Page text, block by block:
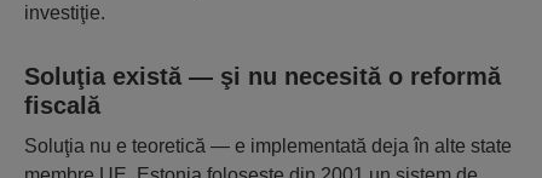
investiţie.
Soluţia există — şi nu necesită o reformă
fiscală
Soluţia nu e teoretică — e implementată deja în alte state